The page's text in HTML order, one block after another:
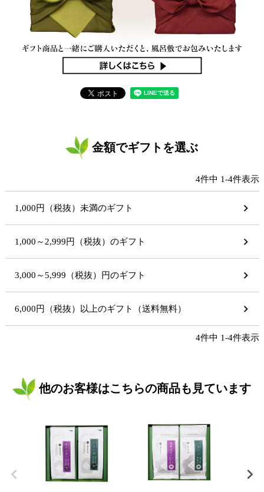
金額でギフトを選ぶ
4件中 1-4件表示
1,000円（税抜）未満のギフト
1,000～2,999円（税抜）のギフト
3,000～5,999（税抜）円のギフト
6,000円（税抜）以上のギフト（送料無料）
4件中 1-4件表示
他のお客様はこちらの商品も見ています